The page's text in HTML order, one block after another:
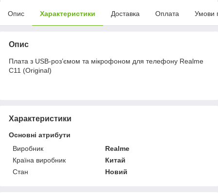
Опис Характеристики Доставка Оплата Умови
Опис
Плата з USB-роз’ємом та мікрофоном для телефону Realme
C11 (Original)
Характеристики
Основні атрибути
Виробник
Realme
Країна виробник
Китай
Стан
Новий